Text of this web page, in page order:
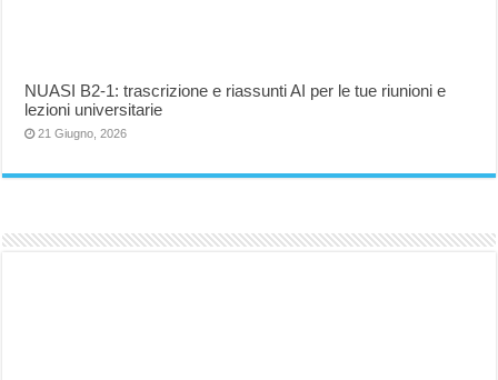
NUASI B2-1: trascrizione e riassunti AI per le tue riunioni e
lezioni universitarie
21 Giugno, 2026